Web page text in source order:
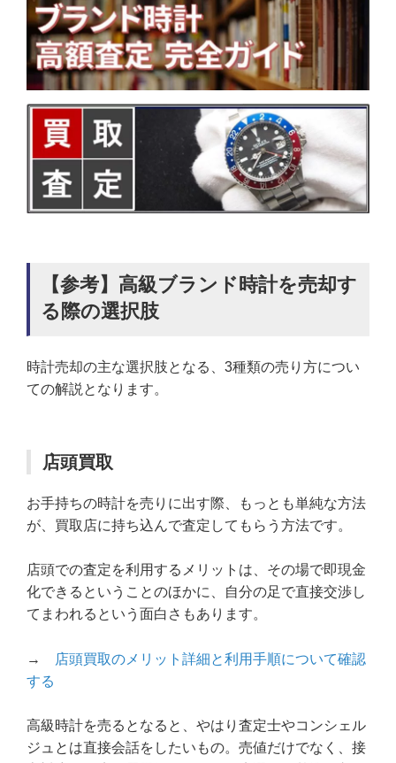
【参考】高級ブランド時計を売却す
る際の選択肢
時計売却の主な選択肢となる、3種類の売り方につい
ての解説となります。
店頭買取
お手持ちの時計を売りに出す際、もっとも単純な方法
が、買取店に持ち込んで査定してもらう方法です。
店頭での査定を利用するメリットは、その場で即現金
化できるということのほかに、自分の足で直接交渉し
てまわれるという面白さもあります。
→
店頭買取のメリット詳細と利用手順について確認
する
高級時計を売るとなると、やはり査定士やコンシェル
ジュとは直接会話をしたいもの。売値だけでなく、接